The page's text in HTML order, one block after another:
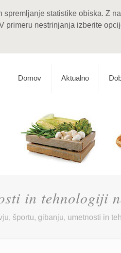
statistike obiska. Z
primeru nestrinjanja izberite
Domov Aktualno
in tehnologiji
športu, gibanju, umetnosti in